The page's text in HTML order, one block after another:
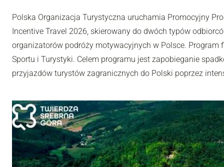
Polska Organizacja Turystyczna uruchamia Promocyjny
Incentive Travel 2026, skierowany do dwóch typów
organizatorów podróży motywacyjnych w Polsce.
Sportu i Turystyki. Celem programu jest zapobieganie
przyjazdów turystów zagranicznych do Polski poprzez